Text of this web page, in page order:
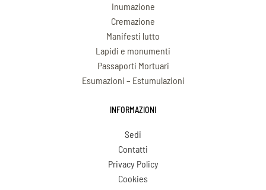
Inumazione
Cremazione
Manifesti lutto
Lapidi e monumenti
Passaporti Mortuari
Esumazioni – Estumulazioni
INFORMAZIONI
Sedi
Contatti
Privacy Policy
Cookies